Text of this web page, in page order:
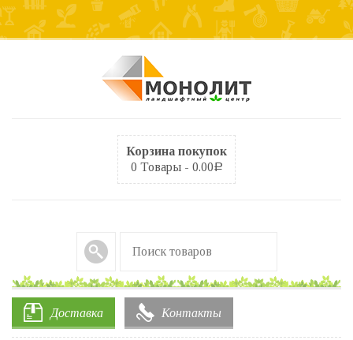
Корзина покупок
0 Товары - 0.00Р
Доставка Контакты